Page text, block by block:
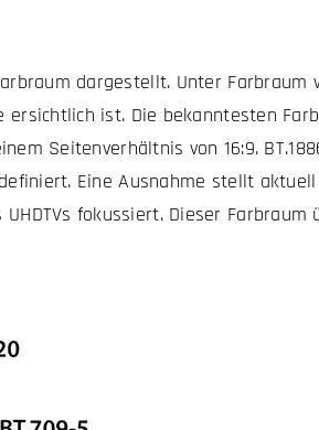
dargestellt. Unter Farbraum
ersichtlich ist. Die bekanntesten
Seitenverhältnis von 16:9.
Eine Ausnahme stellt
fokussiert. Dieser Farbraum